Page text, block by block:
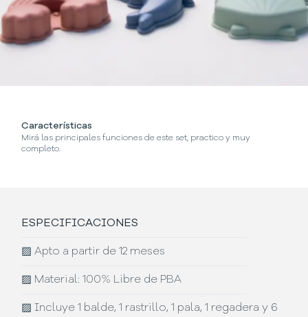
Características
Mirá las principales funciones de este set, practico y muy
completo.
ESPECIFICACIONES
▨ Apto a partir de 12 meses
▨ Material: 100% Libre de PBA
▨ Incluye 1 balde, 1 rastrillo, 1 pala, 1 regadera y 6